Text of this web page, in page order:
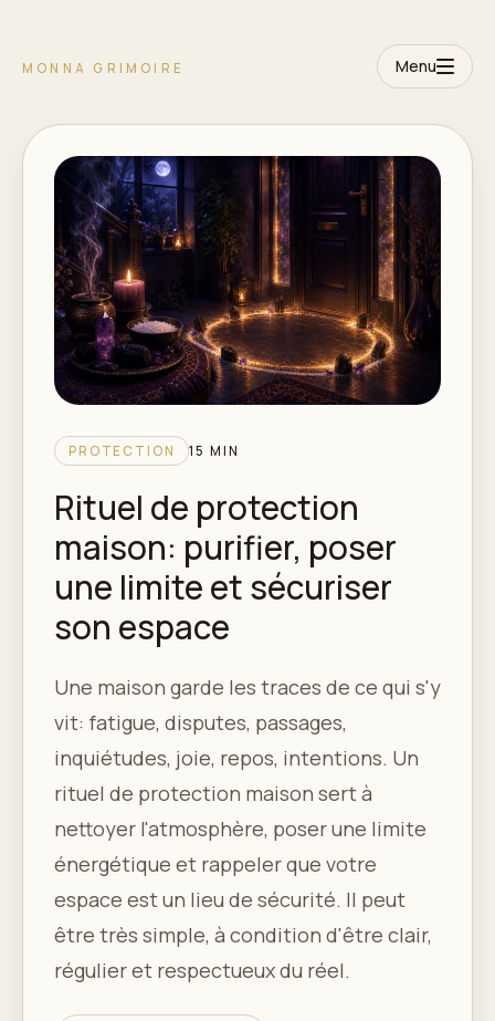
MONNA GRIMOIRE Menu
PROTECTION 15 MIN
Rituel de protection
maison: purifier, poser
une limite et sécuriser
son espace
Une maison garde les traces de ce qui s'y
vit: fatigue, disputes, passages,
inquiétudes, joie, repos, intentions. Un
rituel de protection maison sert à
nettoyer l'atmosphère, poser une limite
énergétique et rappeler que votre
espace est un lieu de sécurité. Il peut
être très simple, à condition d'être clair,
régulier et respectueux du réel.